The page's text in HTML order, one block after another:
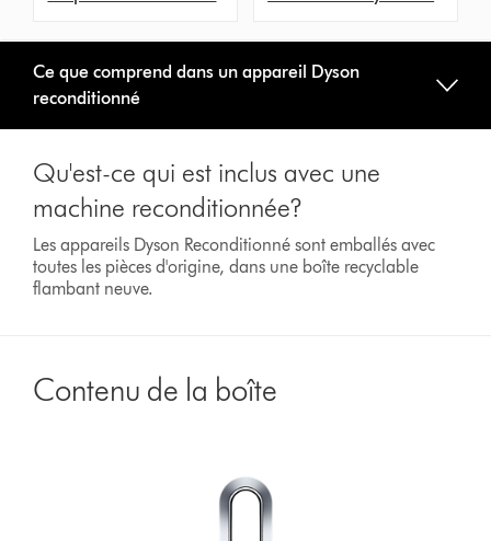
Ce que comprend dans un appareil Dyson
reconditionné
Qu'est-ce qui est inclus avec une
machine reconditionnée?
Les appareils Dyson Reconditionné sont emballés avec
toutes les pièces d'origine, dans une boîte recyclable
flambant neuve.
Contenu de la boîte